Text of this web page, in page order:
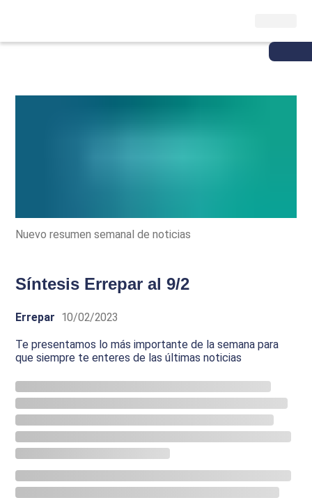
Nuevo resumen semanal de noticias
Síntesis Errepar al 9/2
Errepar 10/02/2023
Te presentamos lo más importante de la semana para
que siempre te enteres de las últimas noticias